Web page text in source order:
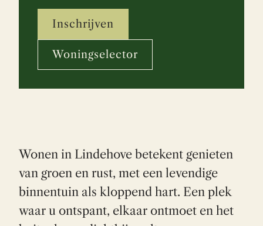
Inschrijven
Woningselector
Wonen in Lindehove betekent genieten
van groen en rust, met een levendige
binnentuin als kloppend hart. Een plek
waar u ontspant, elkaar ontmoet en het